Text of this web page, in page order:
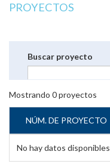
PROYECTOS
Buscar proyecto
Mostrando 0proyectos
NÚM. DE PROYECTO
No hay datos disponibles